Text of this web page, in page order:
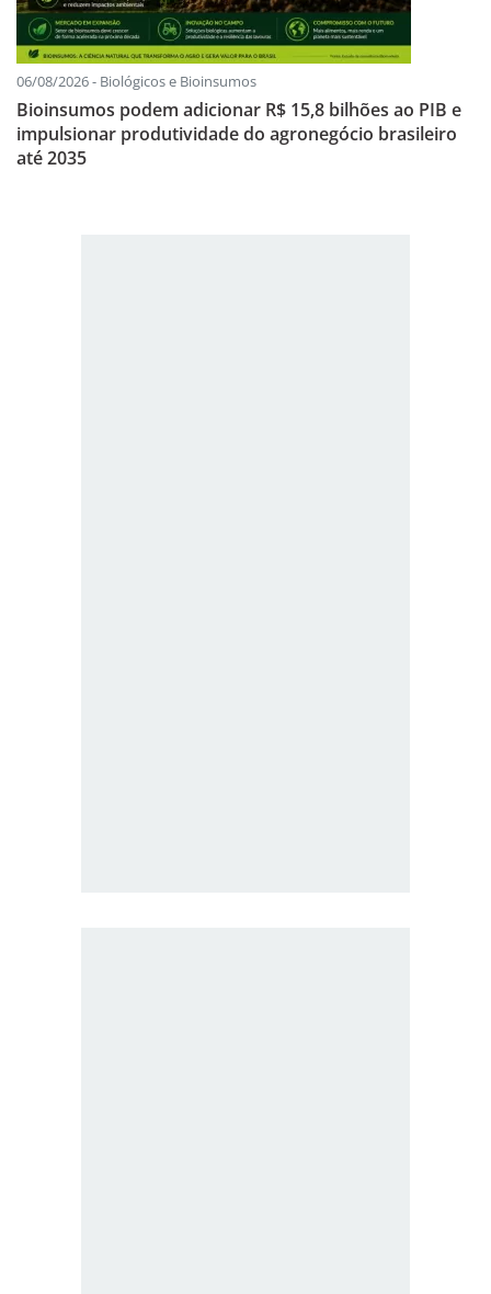
06/08/2026 - Biológicos e Bioinsumos
Bioinsumos podem adicionar R$ 15,8 bilhões ao PIB e
impulsionar produtividade do agronegócio brasileiro
até 2035